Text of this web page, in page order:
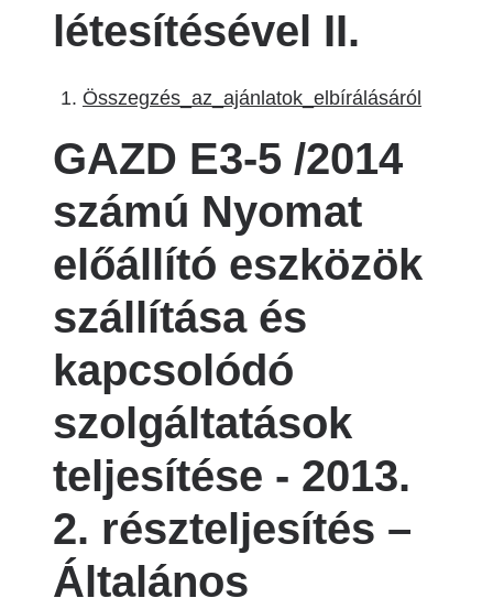
létesítésével II.
Összegzés_az_ajánlatok_elbírálásáról
GAZD E3-5 /2014
számú Nyomat
előállító eszközök
szállítása és
kapcsolódó
szolgáltatások
teljesítése - 2013.
2. részteljesítés –
Általános